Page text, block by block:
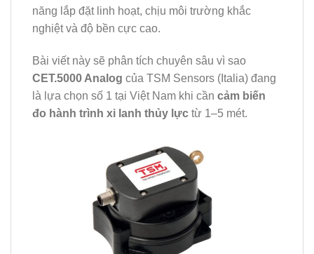
năng lắp đặt linh hoạt, chịu môi trường khắc
nghiệt và độ bền cực cao.
Bài viết này sẽ phân tích chuyên sâu vì sao
CET.5000 Analog của TSM Sensors (Italia) đang
là lựa chọn số 1 tại Việt Nam khi cần cảm biến
đo hành trình xi lanh thủy lực từ 1–5 mét.